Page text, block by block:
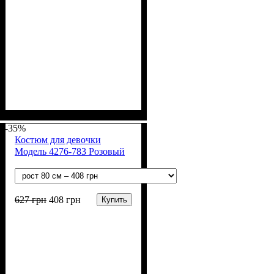
-35%
Костюм для девочки
Модель 4276-783 Розовый
627грн 408 грн Купить